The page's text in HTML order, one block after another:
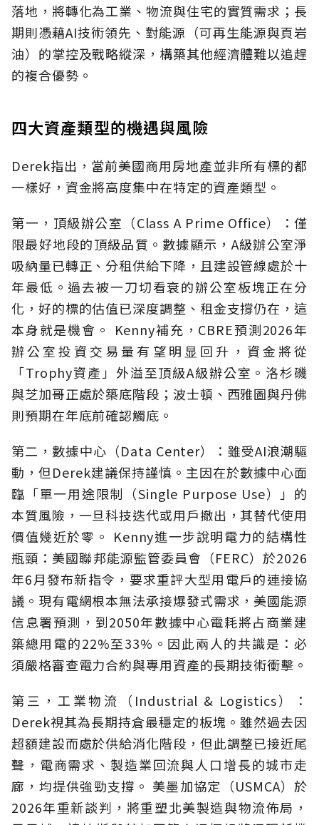
落地，將轉化為工業、物流與住宅的實質需求；長
期則憑藉AI技術領先、對能源（可再生能源與頁岩
油）的掌控及戰略縱深，構築其他經濟體難以追趕
的複合優勢。
四大資產類型的機遇與風險
Derek指出，當前美國商用房地產並非所有標的都
一樣好，資金將高度集中在特定的資產類型。
第一，頂級辦公室（Class A Prime Office）：僅
限最好地段的頂級品質。數據顯示，A級辦公室淨
吸納量已轉正、分租供給下降，且建設管線處於十
年最低。過去被一刀切看衰的辦公室板塊正在分
化，好的標的估值已深度調整、租金支撐仍在，這
本身就是機會。 Kenny補充，CBRE預測2026年
辦公室投資交易量有望明显回升，資金將從
「Trophy資產」外溢至頂級A級辦公室。洛杉磯
與芝加哥正處於築底階段；波士頓、西雅圖與丹佛
則預期在年底前確認觸底。
第二，數據中心（Data Center）：雖受AI浪潮驅
動，但Derek建議保持謹慎。主因在於數據中心面
臨「單一用途限制（Single Purpose Use）」的
本質風險，一旦科技迭代或用戶撤出，其替代使用
價值幾近於零。 Kenny進一步說明電力的結構性
瓶頸：美國聯邦能源監管委員會（FERC）於2026
年6月發布新指令，要求重評大型用電戶的連接協
議。現有電網根本無法承接爆發式需求，美國能源
信息署預測，到2050年數據中心電耗將占商業建
築總用電的22%至33%。因此兩人的共識是：必
須嚴格審查電力合約與專用資產的長期技術衝擊。
第三，工業物流（Industrial & Logistics）：
Derek視其為長期持倉最穩定的板塊。雖然過去因
超額建設而處於供給消化階段，但此調整已接近尾
聲，電商需求、製造業回流與人口增長的城市走
廊，均提供強勁支撐。 美墨加協定（USMCA）於
2026年重新談判，將重塑北美製造與物流佈局，